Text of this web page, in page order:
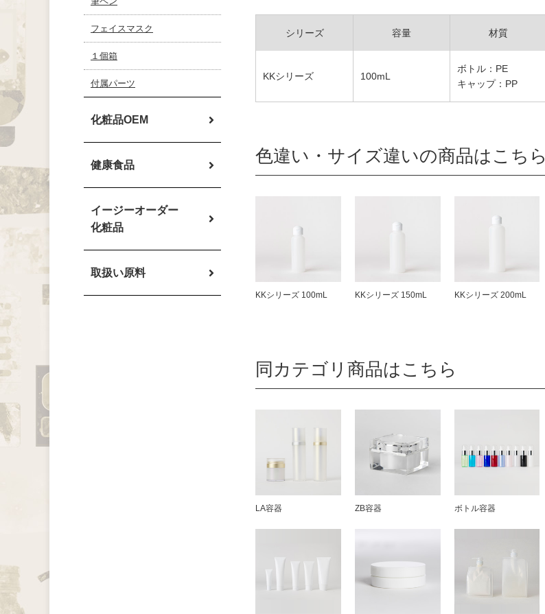
シリーズ 容量 材質
KKシリーズ 100mL
ボトル：PE
キャップ：PP
色違い・サイズ違いの商品はこちら
KKシリーズ 100mL KKシリーズ 150mL KKシリーズ 200mL
同カテゴリ商品はこちら
LA容器 ZB容器 ボトル容器
フェイスマスク
１個箱
付属パーツ
化粧品OEM
健康食品
イージーオーダー
化粧品
取扱い原料